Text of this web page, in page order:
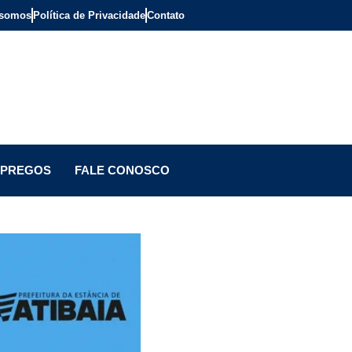
Política de PrivacidadeContato
FALE CONOSCO